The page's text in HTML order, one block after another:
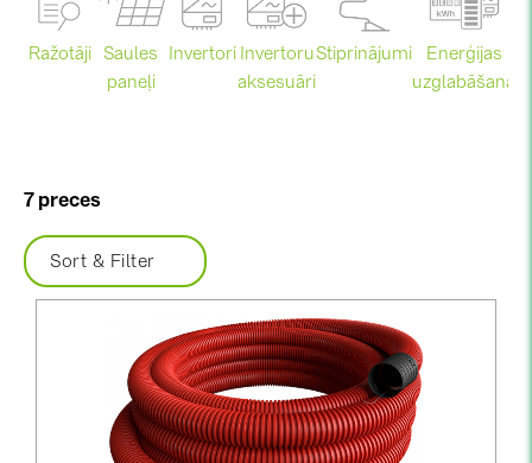
Jaunumi
Katalogi
KATEGORIJAS
Ražotāji
Saules
paneļi
Invertori Invertoru
aksesuāri
Stiprinājumi
Enerģijas
uzglabāšana
7 preces
Sort & Filter